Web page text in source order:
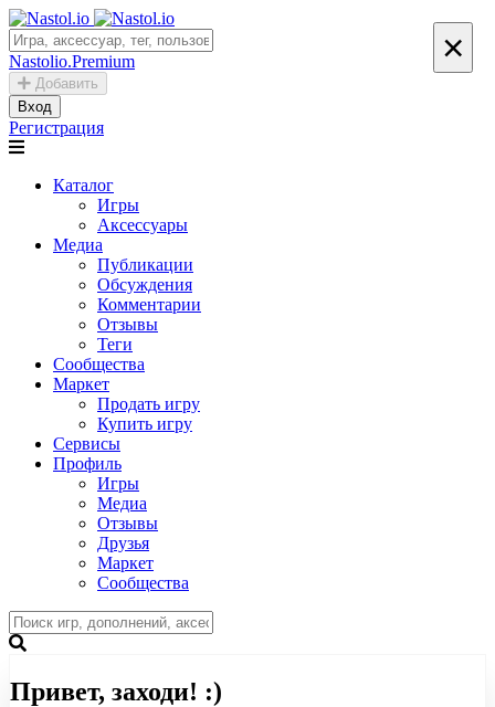
Nastolio.Premium
Добавить
Вход
Регистрация
Каталог
Игры
Аксессуары
Медиа
Публикации
Обсуждения
Комментарии
Отзывы
Теги
Сообщества
Маркет
Продать игру
Купить игру
Сервисы
Профиль
Игры
Медиа
Отзывы
Друзья
Маркет
Сообщества
×
Привет, заходи! :)